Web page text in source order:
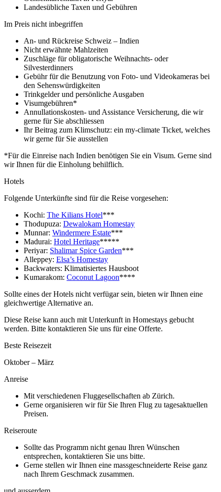
Landesübliche Taxen und Gebühren
Im Preis nicht inbegriffen
An- und Rückreise Schweiz – Indien
Nicht erwähnte Mahlzeiten
Zuschläge für obligatorische Weihnachts- oder
Silvesterdinners
Gebühr für die Benutzung von Foto- und Videokameras bei
den Sehenswürdigkeiten
Trinkgelder und persönliche Ausgaben
Visumgebühren*
Annullationskosten- und Assistance Versicherung, die wir
gerne für Sie abschliessen
Ihr Beitrag zum Klimschutz: ein my-climate Ticket, welches
wir gerne für Sie ausstellen
*Für die Einreise nach Indien benötigen Sie ein Visum. Gerne sind
wir Ihnen für die Einholung behilflich.
Hotels
Folgende Unterkünfte sind für die Reise vorgesehen:
Kochi: The Kilians Hotel***
Thodupuza: Dewalokam Homestay
Munnar: Windermere Estate***
Madurai: Hotel Heritage*****
Periyar: Shalimar Spice Garden***
Alleppey: Elsa’s Homestay
Backwaters: Klimatisiertes Hausboot
Kumarakom: Coconut Lagoon****
Sollte eines der Hotels nicht verfügar sein, bieten wir Ihnen eine
gleichwertige Alternative an.
Diese Reise kann auch mit Unterkunft in Homestays gebucht
werden. Bitte kontaktieren Sie uns für eine Offerte.
Beste Reisezeit
Oktober – März
Anreise
Mit verschiedenen Fluggesellschaften ab Zürich.
Gerne organisieren wir für Sie Ihren Flug zu tagesaktuellen
Preisen.
Reiseroute
Sollte das Programm nicht genau Ihren Wünschen
entsprechen, kontaktieren Sie uns bitte.
Gerne stellen wir Ihnen eine massgeschneiderte Reise ganz
nach Ihrem Geschmack zusammen.